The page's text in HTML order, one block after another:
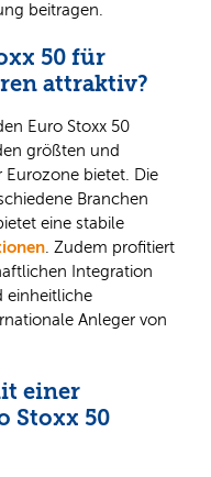
beitragen.
50 für
attraktiv?
Euro Stoxx 50
größten und
bietet. Die
Branchen
eine stabile
. Zudem profitiert
Integration
einheitliche
Anleger von
einer
Stoxx 50